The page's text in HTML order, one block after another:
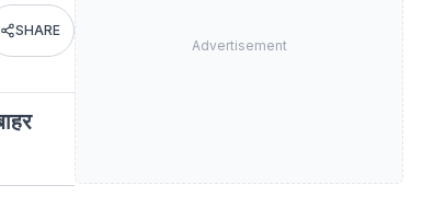
SHARE
Advertisement